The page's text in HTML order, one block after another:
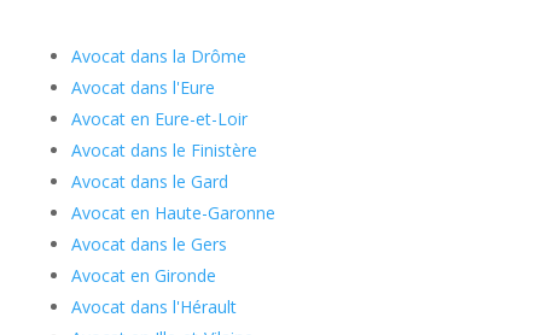
Avocat dans la Drôme
Avocat dans l'Eure
Avocat en Eure-et-Loir
Avocat dans le Finistère
Avocat dans le Gard
Avocat en Haute-Garonne
Avocat dans le Gers
Avocat en Gironde
Avocat dans l'Hérault